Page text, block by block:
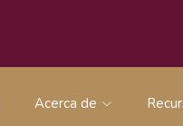
Acerca de